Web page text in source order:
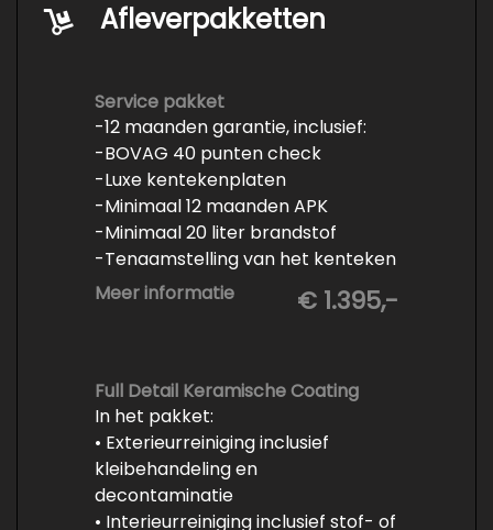
Afleverpakketten
Service pakket
-12 maanden garantie, inclusief:
-BOVAG 40 punten check
-Luxe kentekenplaten
-Minimaal 12 maanden APK
-Minimaal 20 liter brandstof
-Tenaamstelling van het kenteken
-Vrijwaren van de inruilauto
polijsten
Meer informatie € 1.395,-
Full Detail Keramische Coating
In het pakket:
• Exterieurreiniging inclusief
kleibehandeling en
decontaminatie
• Interieurreiniging inclusief stof- of